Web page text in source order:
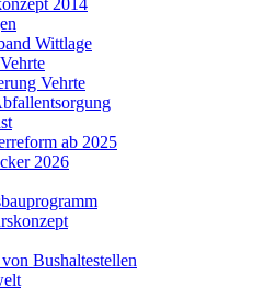
Wittlage
Vehrte
ab 2025
2026
Bushaltestellen